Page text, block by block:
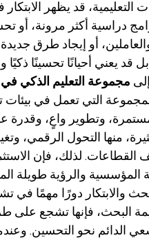
التعليمية، قد يظهر
دراسية أكثر مرونة، أو
أو إيجاد طرق جديدة
بل قد يعني أحيانًا تحسينًا
مجموعة التعليم الذكي
التي تعمل في بيئات
وتطوير واعٍ، وقدرة على
منها التحول الرقمي،
لذلك، فإن
المؤسسية والرؤية طويلة
والابتكار دورًا مهمًا في
البحث، فإنها تشجع على
الدائم نحو التحسين. وعندما